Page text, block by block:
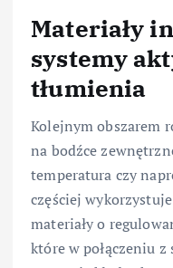
Materiały
systemy
tłumienia
Kolejnym obszarem
na bodźce
temperatura czy
częściej
materiały o
które w połączeniu